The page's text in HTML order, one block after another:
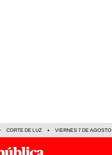
CORTE DE LUZ VIERNES 7 DE AGOSTO